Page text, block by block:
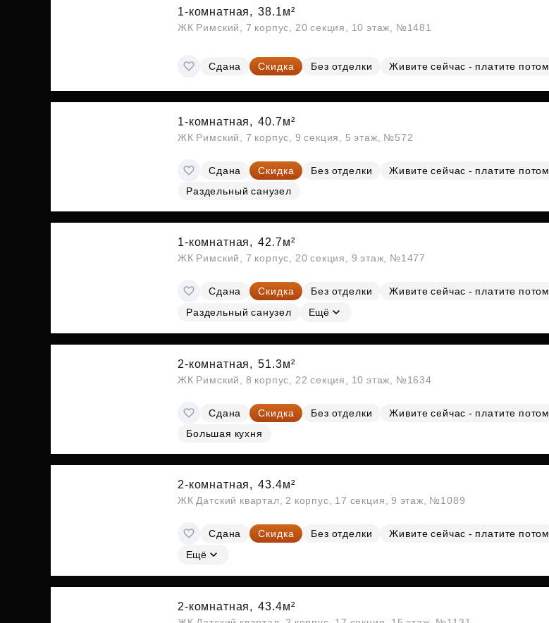
1-комнатная, 38.1м²
ЖК Римский, 7 корпус, 20 секция, 10 этаж, №1481
Сдана Скидка Без отделки Живите сейчас - платите потом
1-комнатная, 40.7м²
ЖК Римский, 7 корпус, 9 секция, 5 этаж, №572
Сдана Скидка Без отделки Живите сейчас - платите потом
Раздельный санузел
1-комнатная, 42.7м²
ЖК Римский, 7 корпус, 20 секция, 9 этаж, №1477
Сдана Скидка Без отделки Живите сейчас - платите потом
Раздельный санузел
Ещё
2-комнатная, 51.3м²
ЖК Римский, 8 корпус, 22 секция, 10 этаж, №1634
Сдана Скидка Без отделки Живите сейчас - платите потом
Большая кухня
2-комнатная, 43.4м²
ЖК Датский квартал, 2 корпус, 17 секция, 9 этаж, №1089
Сдана Скидка Без отделки Живите сейчас - платите потом
Ещё
2-комнатная, 43.4м²